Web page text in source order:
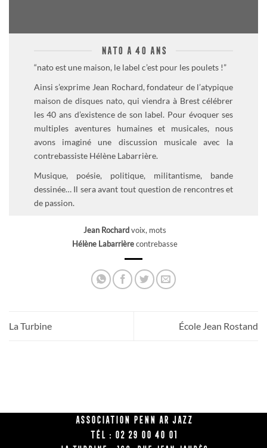
NATO A 40 ANS
“nato est une maison, le label c’est pour les poulets !”
Ainsi s’exprime Jean Rochard, fondateur de l’atypique
maison de disques nato, qui viendra à Brest célébrer
les 40 ans d’existence de son label. Pour évoquer ses
multiples aventures humaines et musicales, nous
avons imaginé une discussion musicale avec la
contrebassiste Hélène Labarrière.
Musique, poésie, politique, militantisme, bande
dessinée… Il sera avant tout question de rencontres et
de passion.
Jean Rochardvoix, mots
Hélène Labarrièrecontrebasse
La Turbine École Jean Rostand
Association Penn Ar Jazz
Tél : 02 29 00 40 01